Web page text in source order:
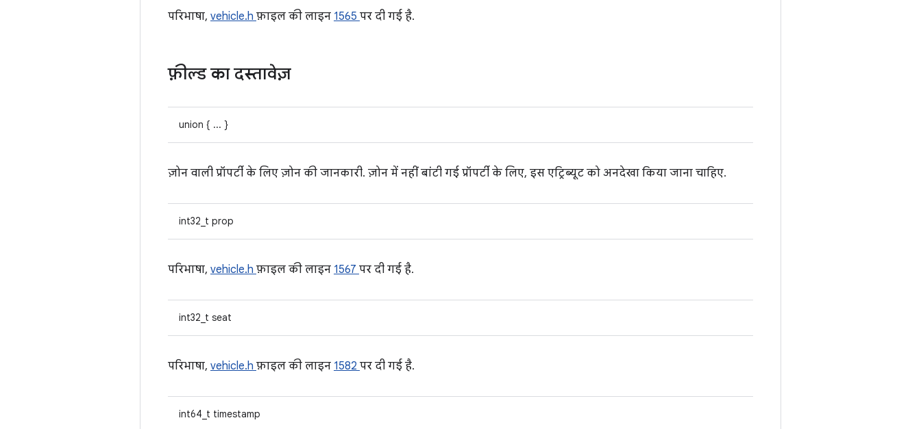
परिभाषा, vehicle.h फ़ाइल की लाइन 1565 पर दी गई है.
फ़ील्ड का दस्तावेज़
union { ... }
ज़ोन वाली प्रॉपर्टी के लिए ज़ोन की जानकारी. ज़ोन में नहीं बांटी गई प्रॉपर्टी के लिए, इस एट्रिब्यूट को अनदेखा किया जाना चाहिए.
int32_t prop
परिभाषा, vehicle.h फ़ाइल की लाइन 1567 पर दी गई है.
int32_t seat
परिभाषा, vehicle.h फ़ाइल की लाइन 1582 पर दी गई है.
int64_t timestamp